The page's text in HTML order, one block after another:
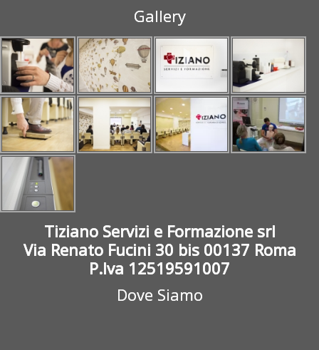
Gallery
Tiziano Servizi e Formazione srl
Via Renato Fucini 30 bis 00137 Roma
P.Iva 12519591007
Dove Siamo